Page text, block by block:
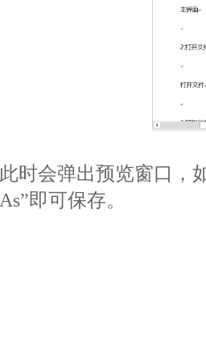
此时会弹出预览窗口，
As”即可保存。